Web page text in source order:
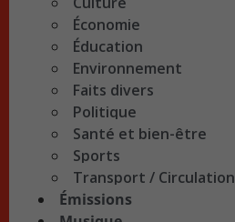
Économie
Éducation
Environnement
Faits divers
Politique
Santé et bien-être
Sports
Transport / Circulation
Émissions